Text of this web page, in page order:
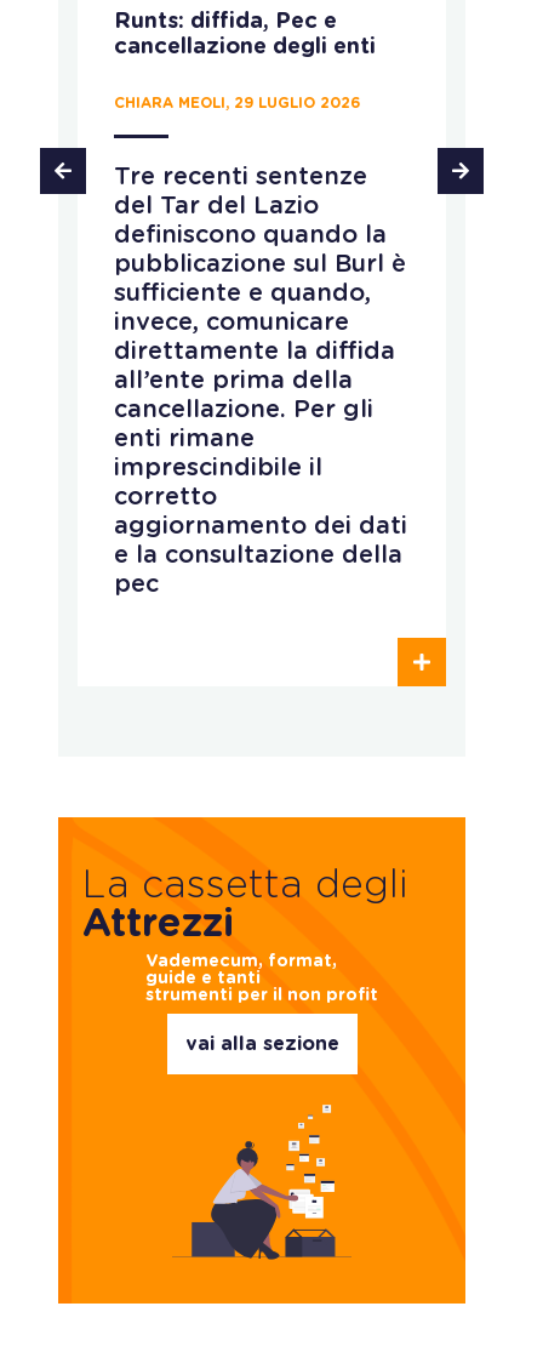
Runts: diffida, Pec e
cancellazione degli enti
CHIARA MEOLI, 29 LUGLIO 2026
Tre recenti sentenze
del Tar del Lazio
definiscono quando la
pubblicazione sul Burl è
sufficiente e quando,
invece, comunicare
direttamente la diffida
all’ente prima della
cancellazione. Per gli
enti rimane
imprescindibile il
corretto
aggiornamento dei dati
e la consultazione della
pec
La cassetta degli
Attrezzi
Vademecum, format,
guide e tanti
strumenti per il non profit
vai alla sezione